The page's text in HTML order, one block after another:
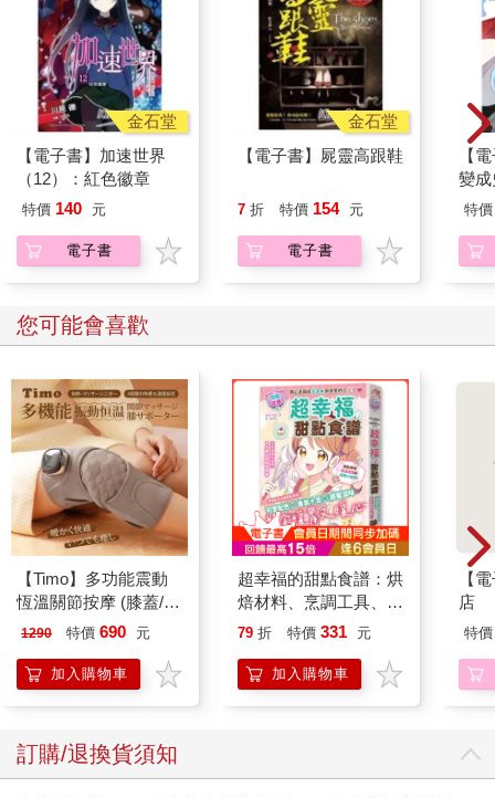
金石堂
【電子書】加速世界
（12）：紅色徽章
特價 140 元
電子書
金石堂
【電子書】屍靈高跟鞋
7 折 特價 154 元
電子書
【
變成
(小
特價
您可能會喜歡
【Timo】多功能震動
恆溫關節按摩 (膝蓋/
肩/手肘通用) 無線充電
膝熱敷 【單入組】
1290 特價 690 元
加入購物車
超幸福的甜點食譜：烘
焙材料、烹調工具、可
愛配色【閃亮女孩6】
79 折 特價 331 元
加入購物車
【
店
特價
訂購/退換貨須知